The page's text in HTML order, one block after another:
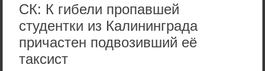
СК: К гибели пропавшей
студентки из Калининграда
причастен подвозивший её
таксист